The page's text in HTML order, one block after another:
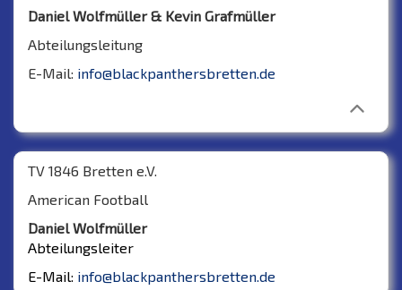
Daniel Wolfmüller & Kevin Grafmüller
Abteilungsleitung
E-Mail: info@blackpanthersbretten.de
TV 1846 Bretten e.V.
American Football
Daniel Wolfmüller
Abteilungsleiter
E-Mail: info@blackpanthersbretten.de